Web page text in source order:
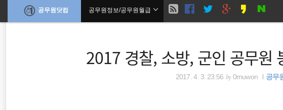
공무원닷컴 현
위
공무원정보/공무원월급
2017 경찰, 소방, 군인 공무원
2017. 4. 3. 23:56 by0muwon 공무
검